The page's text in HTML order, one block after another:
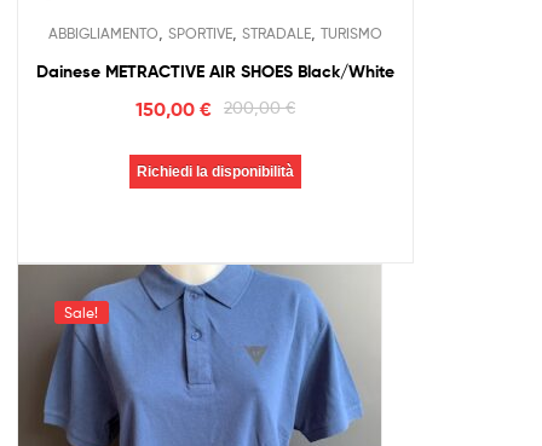
ABBIGLIAMENTO SPORTIVE STRADALE TURISMO
Dainese METRACTIVE AIR SHOES Black/White
200,00€
150,00€
Richiedi la disponibilità
Sale!